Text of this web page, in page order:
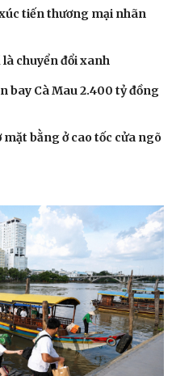
Nhà đẹp
tiến thương mại nhãn
chuyển đổi xanh
bay Cà Mau 2.400 tỷ đồng
bằng ở cao tốc cửa ngõ